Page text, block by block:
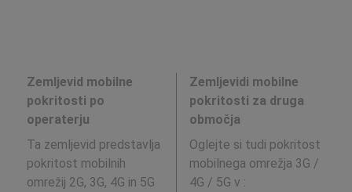
Zemljevid mobilne
pokritosti po
operaterju
Ta zemljevid predstavlja
pokritost mobilnih
omrežij 2G, 3G, 4G in 5G
Zemljevidi mobilne
pokritosti za druga
območja
Oglejte si tudi pokritost
mobilnega omrežja 3G /
4G / 5G v :